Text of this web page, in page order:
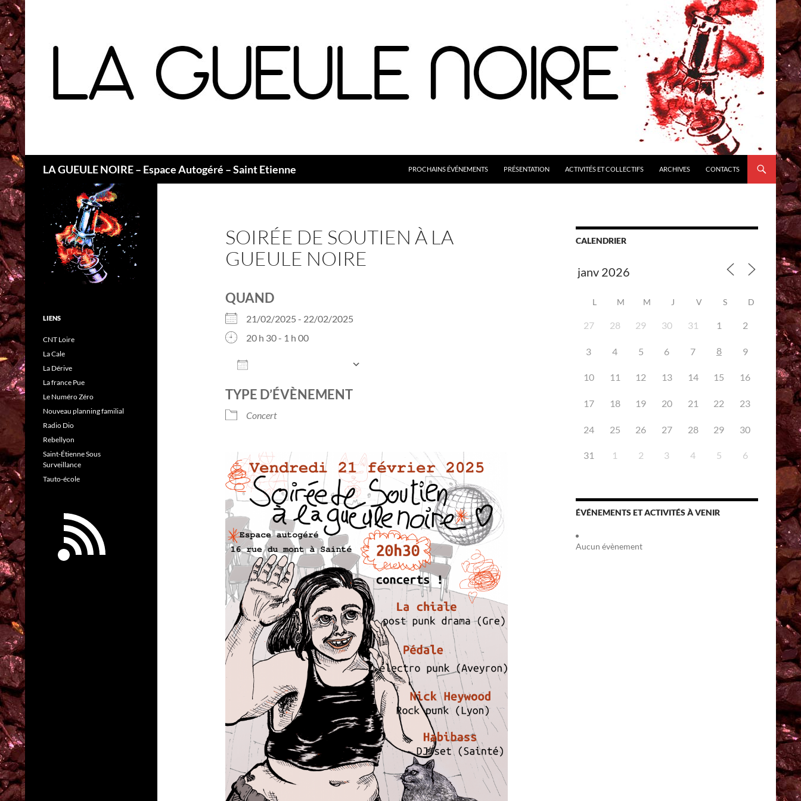
LA GUEULE NOIRE – Espace Autogéré – Saint Etienne PROCHAINS ÉVÉNEMENTS PRÉSENTATION ACTIVITÉS ET COLLECTIFS ARCHIVES CONTACTS
SOIRÉE DE SOUTIEN À LA
GUEULE NOIRE
QUAND
21/02/2025 - 22/02/2025
20 h 30 - 1 h 00
iCalendar Office 365
TYPE D’ÉVÈNEMENT
Concert
CALENDRIER
L M M J V S D
27 28 29 30 31 1 2
3 4 5 6 7 8 9
10 11 12 13 14 15 16
17 18 19 20 21 22 23
24 25 26 27 28 29 30
31 1 2 3 4 5 6
ÉVÉNEMENTS ET ACTIVITÉS À VENIR
Aucun évènement
LIENS
CNT Loire
La Cale
La Dérive
La france Pue
Le Numéro Zéro
Nouveau planning familial
Radio Dio
Rebellyon
Saint-Étienne Sous
Surveillance
Tauto-école